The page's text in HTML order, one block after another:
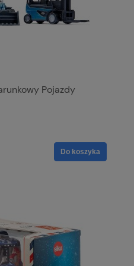
Pojazdy
Do koszyka